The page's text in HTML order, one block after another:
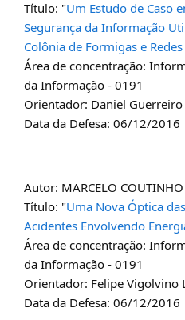
Título: "Um Estudo de Caso
Segurança da Informação
Colônia de Formigas e
Área de concentração:
da Informação - 0191
Orientador: Daniel Guerreiro
Data da Defesa: 06/12/2016
Autor: MARCELO COUTINHO
Título: "Uma Nova Óptica
Acidentes Envolvendo
Área de concentração:
da Informação - 0191
Orientador: Felipe Vigolvino
Data da Defesa: 06/12/2016